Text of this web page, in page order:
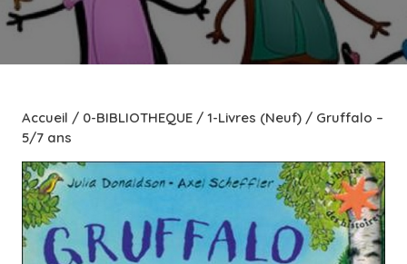
Accueil / 0-BIBLIOTHEQUE / 1-Livres (Neuf) / Gruffalo –
5/7 ans